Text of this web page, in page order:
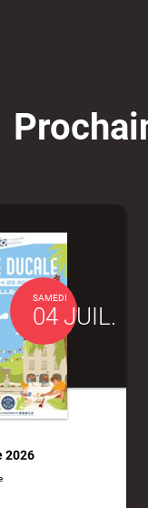
SAMEDI
04 JUIL.
2026